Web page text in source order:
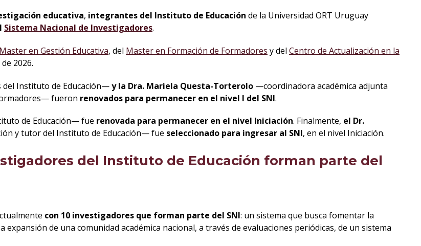
educativa, integrantes del Instituto de Educación de la Universidad ORT Uruguay
Sistema Nacional de Investigadores.
Master en Gestión Educativa, del Master en Formación de Formadores y del Centro de Actualización en la
2026.
Instituto de Educación—y la Dra. Mariela Questa-Torterolo —coordinadora académica adjunta
fueron renovados para permanecer en el nivel I del SNI.
de Educación— fue renovada para permanecer en el nivel Iniciación. Finalmente, el Dr.
y tutor del Instituto de Educación— fue seleccionado para ingresar al SNI, en el nivel Iniciación.
del Instituto de Educación forman parte del
con 10 investigadores que forman parte del SNI: un sistema que busca fomentar la
de una comunidad académica nacional, a través de evaluaciones periódicas, de un sistema